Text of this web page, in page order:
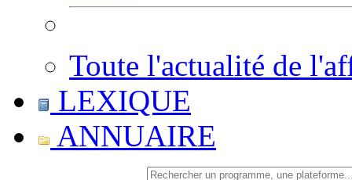
Toute l'actualité de
LEXIQUE
ANNUAIRE